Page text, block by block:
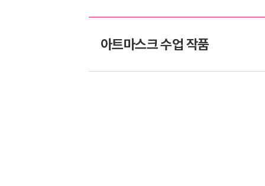
아트마스크 수업 작품